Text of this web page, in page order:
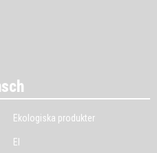
Ekologiska produkter
El